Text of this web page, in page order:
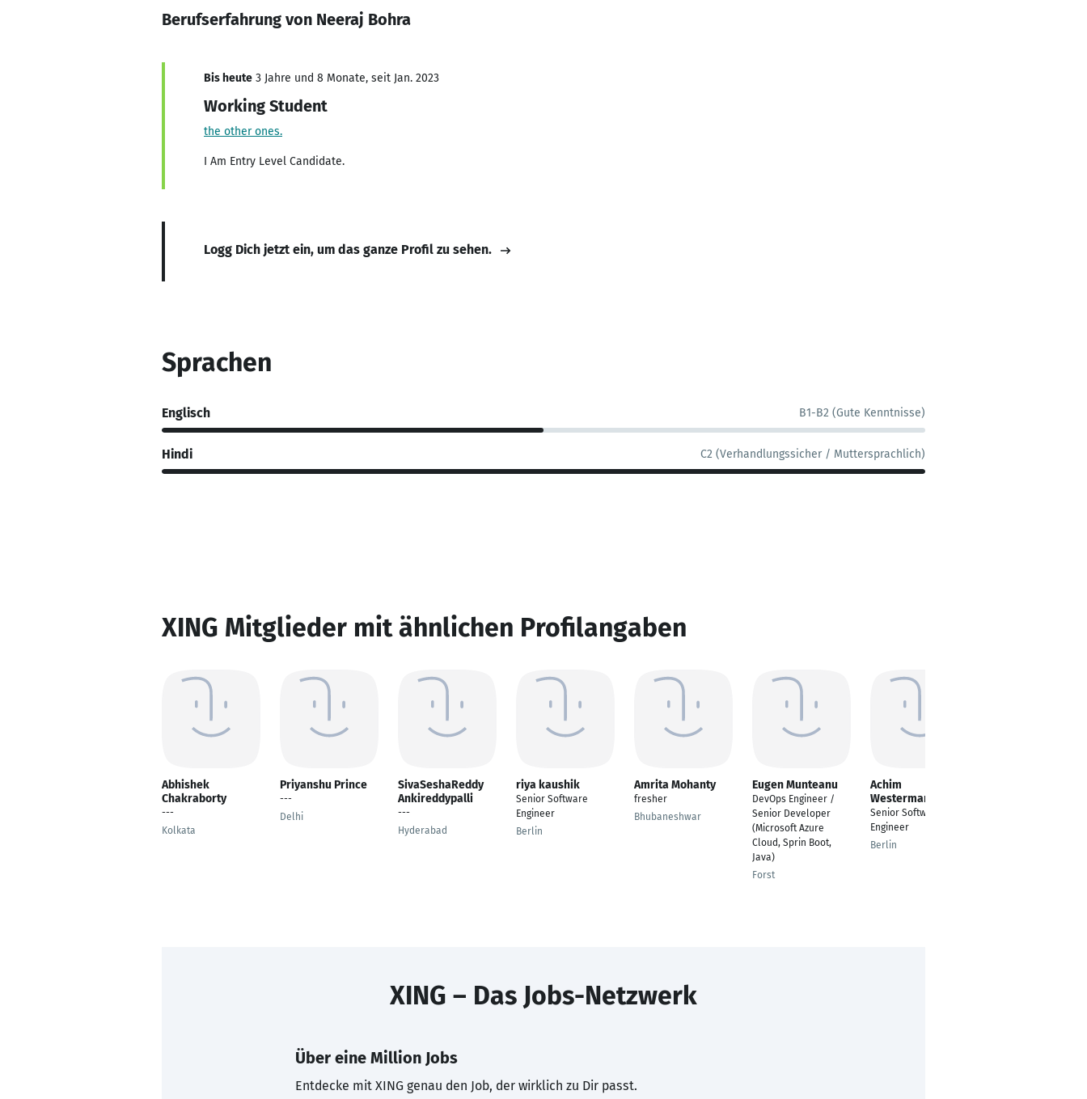
Berufserfahrung von Neeraj Bohra
Bis heute 3 Jahre und 8 Monate, seit Jan. 2023
Working Student
the other ones.
I Am Entry Level Candidate.
Logg Dich jetzt ein, um das ganze Profil zu sehen.
Sprachen
Englisch B1-B2 (Gute Kenntnisse)
Hindi C2 (Verhandlungssicher / Muttersprachlich)
XING Mitglieder mit ähnlichen Profilangaben
Abhishek
Chakraborty
---
Kolkata
Priyanshu Prince
---
Delhi
SivaSeshaReddy
Ankireddypalli
---
Hyderabad
riya kaushik
Senior Software
Engineer
Berlin
Amrita Mohanty
fresher
Bhubaneshwar
Eugen Munteanu
DevOps Engineer /
Senior Developer
(Microsoft Azure
Cloud, Sprin Boot,
Java)
Forst
Achim
Westermann
Senior Software
Engineer
Berlin
XING – Das Jobs-Netzwerk
Über eine Million Jobs
Entdecke mit XING genau den Job, der wirklich zu Dir passt.